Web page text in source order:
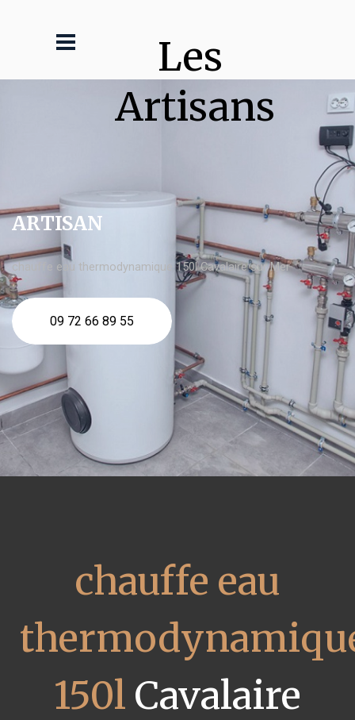
Les
Artisans
ARTISAN
chauffe eau thermodynamique 150l Cavalaire sur Mer
09 72 66 89 55
chauffe eau
150l Cavalaire